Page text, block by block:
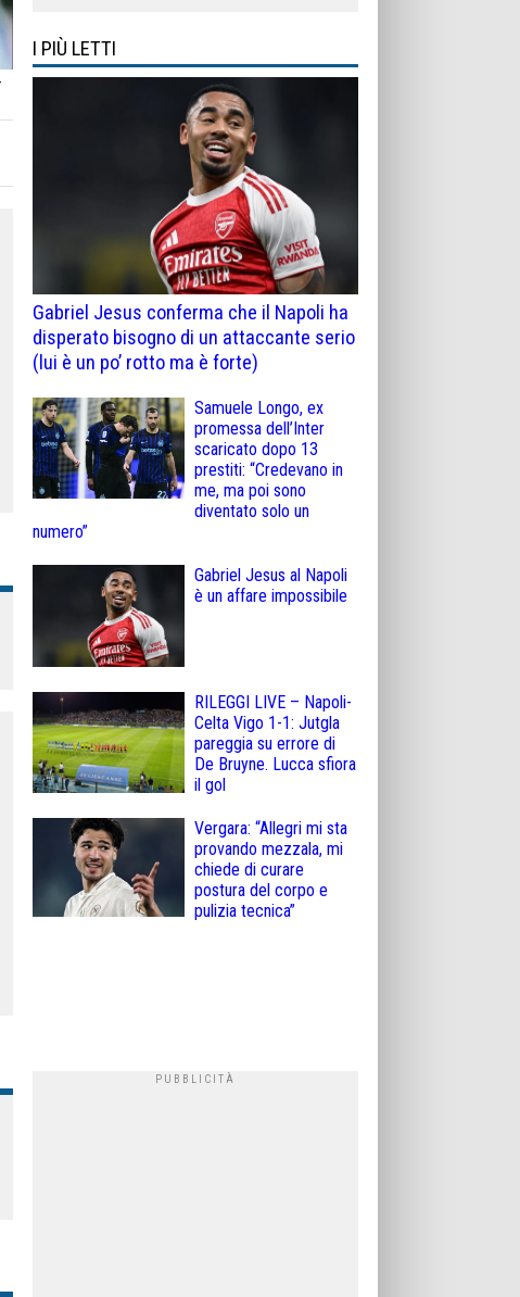
I PIÙ LETTI
Gabriel Jesus conferma che il Napoli ha
disperato bisogno di un attaccante serio
(lui è un po’ rotto ma è forte)
Samuele Longo, ex
promessa dell’Inter
scaricato dopo 13
prestiti: “Credevano in
me, ma poi sono
diventato solo un
numero”
Gabriel Jesus al Napoli
è un affare impossibile
RILEGGI LIVE – Napoli-
Celta Vigo 1-1: Jutgla
pareggia su errore di
De Bruyne. Lucca sfiora
il gol
Vergara: “Allegri mi sta
provando mezzala, mi
chiede di curare
postura del corpo e
pulizia tecnica”